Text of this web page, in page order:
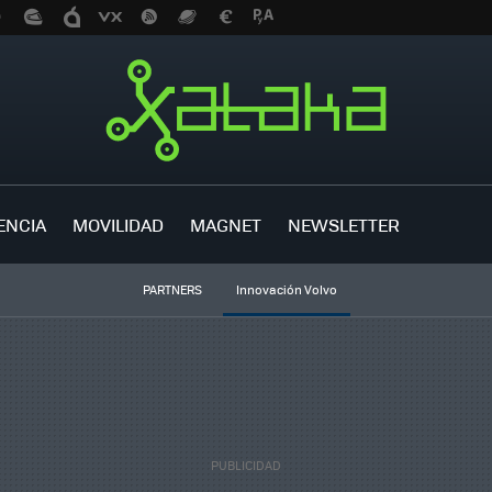
MOVILIDAD MAGNET NEWSLETTER
PARTNERS Innovación Volvo